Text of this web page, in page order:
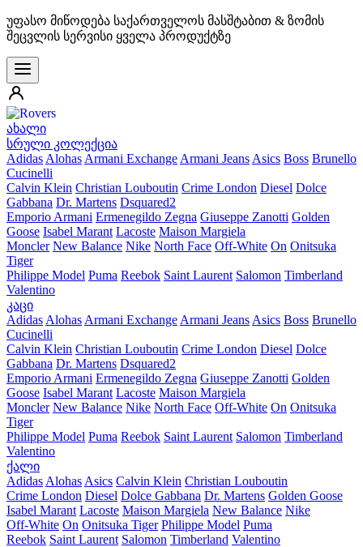
უფასო მიწოდება საქართველოს მასშტაბით & ზომის
შეცვლის სერვისი ყველა პროდუქტზე
ახალი
სრული კოლექცია
Adidas Alohas Armani Exchange Armani Jeans Asics Boss Brunello
Cucinelli
Calvin Klein Christian Louboutin Crime London Diesel Dolce
Gabbana Dr. Martens Dsquared2
Emporio Armani Ermenegildo Zegna Giuseppe Zanotti Golden
Goose Isabel Marant Lacoste Maison Margiela
Moncler New Balance Nike North Face Off-White On Onitsuka
Tiger
Philippe Model Puma Reebok Saint Laurent Salomon Timberland
Valentino
კაცი
Adidas Alohas Armani Exchange Armani Jeans Asics Boss Brunello
Cucinelli
Calvin Klein Christian Louboutin Crime London Diesel Dolce
Gabbana Dr. Martens Dsquared2
Emporio Armani Ermenegildo Zegna Giuseppe Zanotti Golden
Goose Isabel Marant Lacoste Maison Margiela
Moncler New Balance Nike North Face Off-White On Onitsuka
Tiger
Philippe Model Puma Reebok Saint Laurent Salomon Timberland
Valentino
ქალი
Adidas Alohas Asics Calvin Klein Christian Louboutin
Crime London Diesel Dolce Gabbana Dr. Martens Golden Goose
Isabel Marant Lacoste Maison Margiela New Balance Nike
Off-White On Onitsuka Tiger Philippe Model Puma
Reebok Saint Laurent Salomon Timberland Valentino